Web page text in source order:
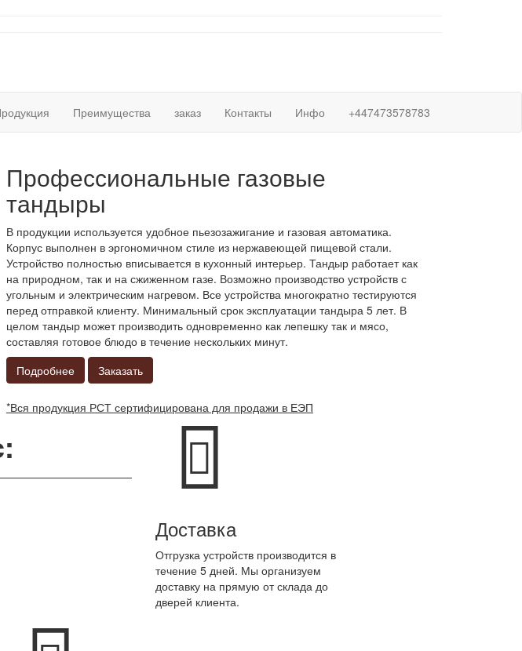
Преимущества заказ Контакты Инфо +447473578783
Профессиональные газовые
тандыры
В продукции используется удобное пьезозажигание и газовая автоматика.
Корпус выполнен в эргономичном стиле из нержавеющей пищевой стали.
Устройство полностью вписывается в кухонный интерьер. Тандыр работает как
на природном, так и на сжиженном газе. Возможно производство устройств с
угольным и электрическим нагревом. Все устройства многократно тестируются
перед отправкой клиенту. Минимальный срок эксплуатации тандыра 5 лет. В
целом тандыр может производить одновременно как лепешку так и мясо,
составляя готовое блюдо в течение нескольких минут.
Подробнее
Заказать
*Вся продукция РСТ сертифицирована для продажи в ЕЭП
Доставка
Отгрузка устройств производится в
течение 5 дней. Мы организуем
доставку на прямую от склада до
дверей клиента.